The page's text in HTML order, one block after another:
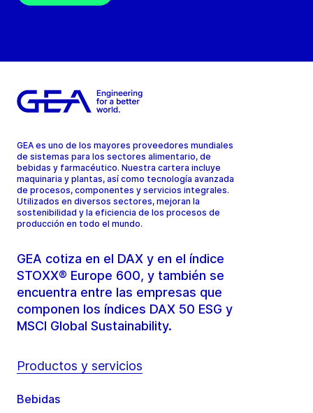
GEA es uno de los mayores proveedores mundiales
de sistemas para los sectores alimentario, de
bebidas y farmacéutico. Nuestra cartera incluye
maquinaria y plantas, así como tecnología avanzada
de procesos, componentes y servicios integrales.
Utilizados en diversos sectores, mejoran la
sostenibilidad y la eficiencia de los procesos de
producción en todo el mundo.
GEA cotiza en el DAX y en el índice
STOXX® Europe 600, y también se
encuentra entre las empresas que
componen los índices DAX 50 ESG y
MSCI Global Sustainability.
Productos y servicios
Bebidas